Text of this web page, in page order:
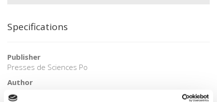
Specifications
Publisher
Presses de Sciences Po
Author
Philippe Huet